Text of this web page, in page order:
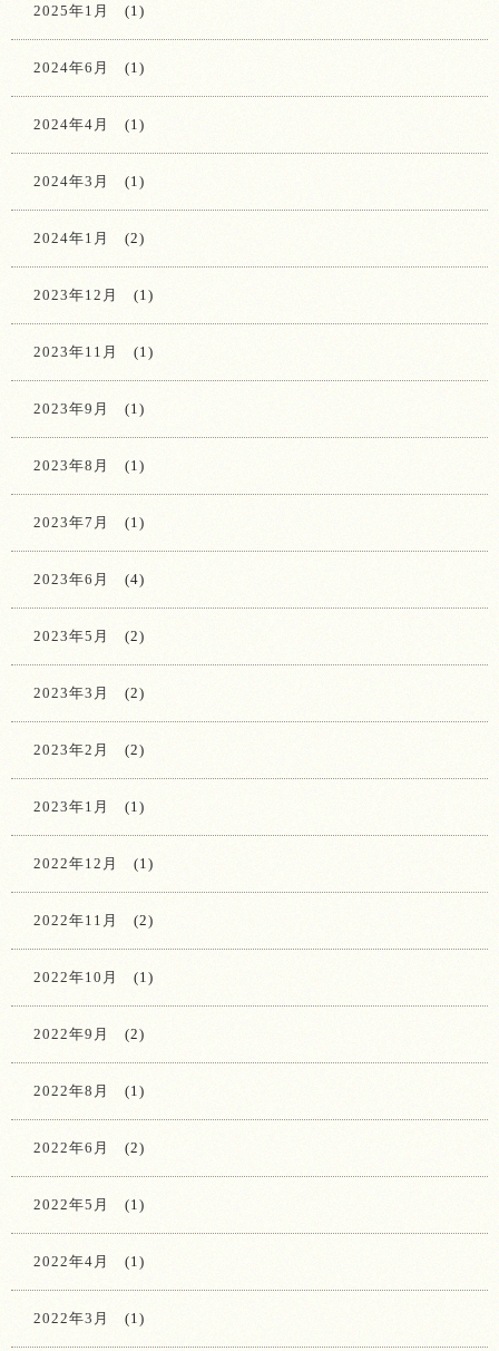
2025年1月 (1)
2024年6月 (1)
2024年4月 (1)
2024年3月 (1)
2024年1月 (2)
2023年12月 (1)
2023年11月 (1)
2023年9月 (1)
2023年8月 (1)
2023年7月 (1)
2023年6月 (4)
2023年5月 (2)
2023年3月 (2)
2023年2月 (2)
2023年1月 (1)
2022年12月 (1)
2022年11月 (2)
2022年10月 (1)
2022年9月 (2)
2022年8月 (1)
2022年6月 (2)
2022年5月 (1)
2022年4月 (1)
2022年3月 (1)